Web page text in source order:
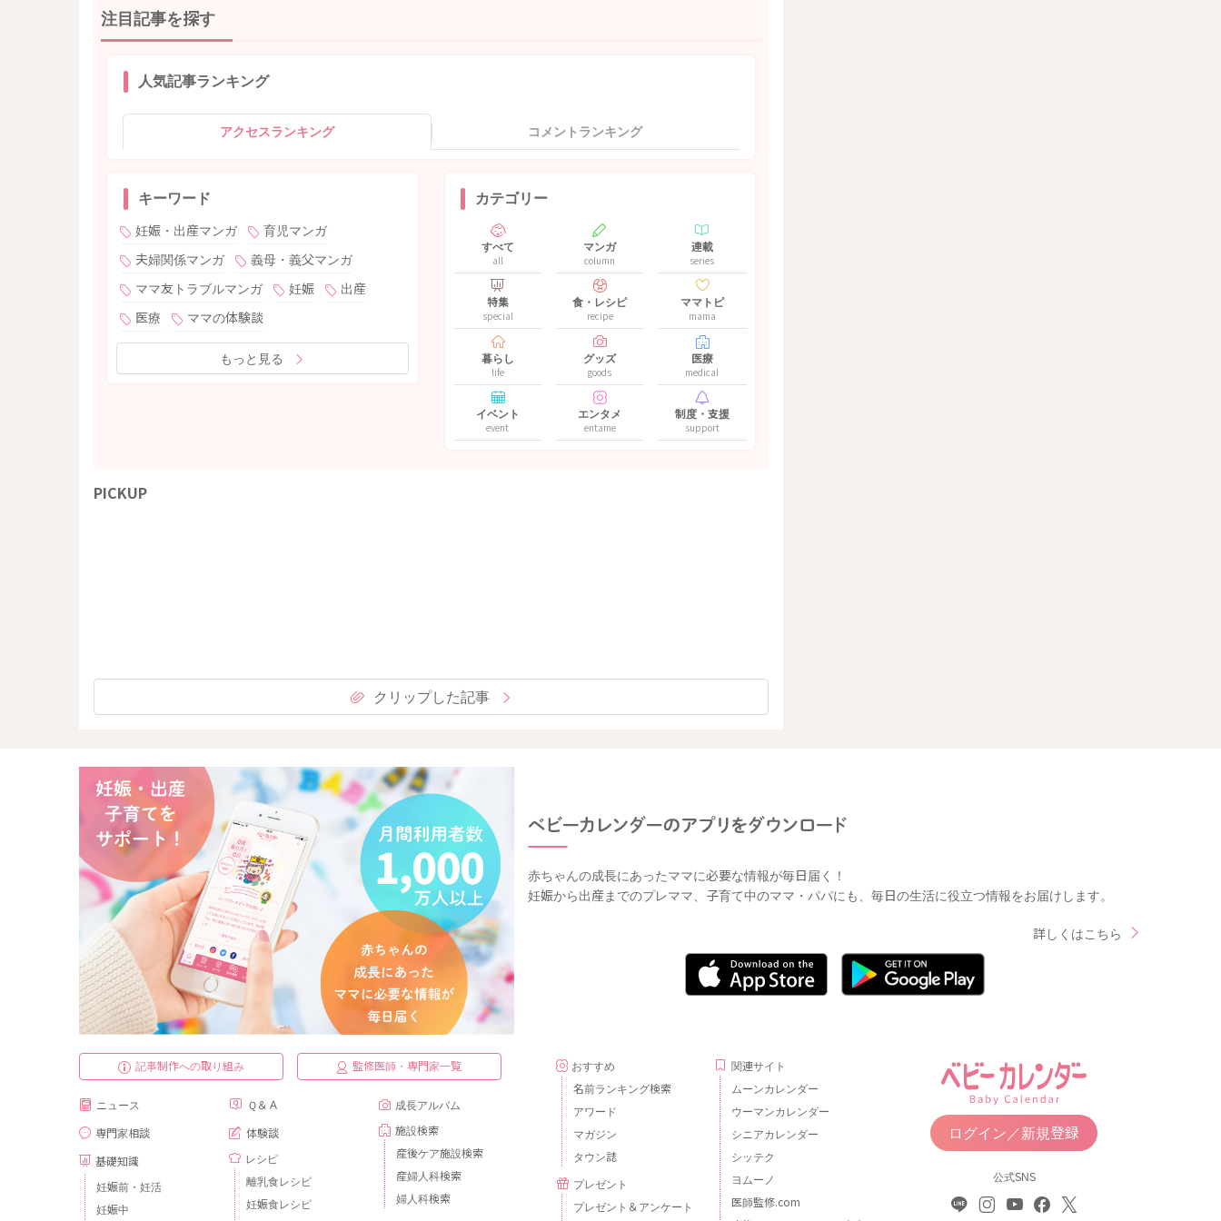
注目記事を探す
人気記事ランキング
アクセスランキング コメントランキング
キーワード
妊娠・出産マンガ
育児マンガ
夫婦関係マンガ
義母・義父マンガ
ママ友トラブルマンガ
妊娠
出産
医療
ママの体験談
もっと見る
カテゴリー
すべて
all
マンガ
column
連載
series
特集
special
食・レシピ
recipe
ママトピ
mama
暮らし
life
グッズ
goods
医療
medical
イベント
event
エンタメ
entame
制度・支援
support
PICKUP
クリップした記事
赤ちゃんの成長にあったママに必要な情報が毎日届く！
妊娠から出産までのプレママ、子育て中のママ・パパにも、毎日の生活に役立つ情報をお届けします。
詳しくはこちら
記事制作への取り組み 監修医師・専門家一覧
ニュース
専門家相談
基礎知識
妊娠前・妊活
妊娠中
Ｑ＆Ａ
体験談
レシピ
離乳食レシピ
妊娠食レシピ
成長アルバム
施設検索
産後ケア施設検索
産婦人科検索
婦人科検索
おすすめ
名前ランキング検索
アワード
マガジン
タウン誌
プレゼント
プレゼント＆アンケート
関連サイト
ムーンカレンダー
ウーマンカレンダー
シニアカレンダー
シッテク
ヨムーノ
医師監修.com
ログイン／新規登録
公式SNS